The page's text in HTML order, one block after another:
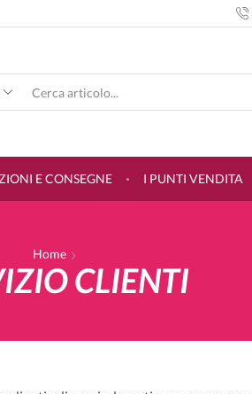
SEARCH
E CONSEGNE I PUNTI VENDITA
Home
CLIENTI